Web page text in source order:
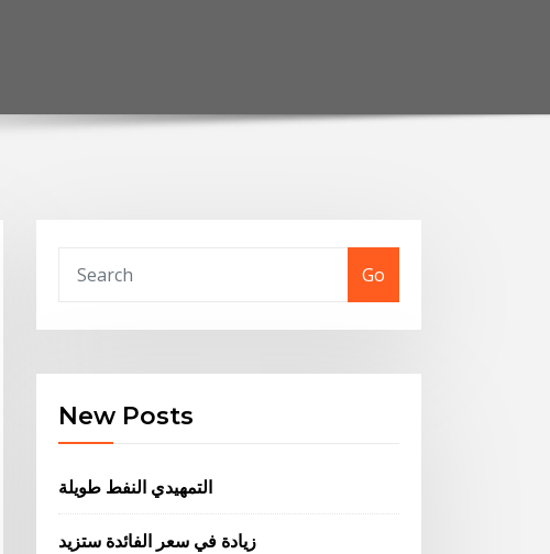
Go
New Posts
التمهيدي النفط طويلة
زيادة في سعر الفائدة ستزيد